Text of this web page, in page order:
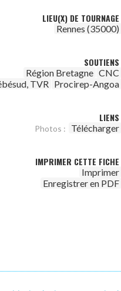
LIEU(X) DE TOURNAGE
Rennes (35000)
SOUTIENS
Région Bretagne CNC
TVR Procirep-Angoa
LIENS
Photos : Télécharger
IMPRIMER CETTE FICHE
Imprimer
Enregistrer en PDF